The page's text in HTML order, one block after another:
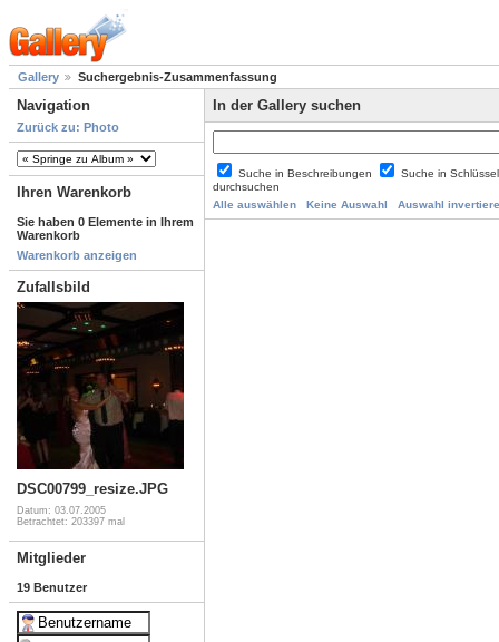
Gallery Suchergebnis-Zusammenfassung
Navigation
Zurück zu: Photo
Ihren Warenkorb
Sie haben 0 Elemente in Ihrem
Warenkorb
Warenkorb anzeigen
Zufallsbild
DSC00799_resize.JPG
Datum: 03.07.2005
Betrachtet: 203397 mal
Mitglieder
19 Benutzer
In der Gallery suchen
Suche in Beschreibungen
Suche in
durchsuchen
Alle auswählen
Keine Auswahl Auswahl